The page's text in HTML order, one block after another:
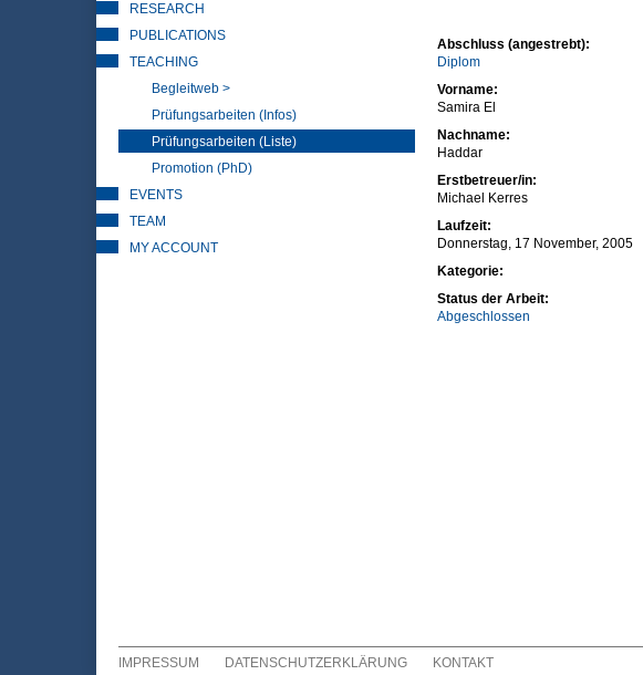
Abschluss (angestrebt):
Diplom
Vorname:
Samira El
Nachname:
Haddar
Erstbetreuer/in:
Michael Kerres
Laufzeit:
Donnerstag, 17 November, 2005
Kategorie:
Status der Arbeit:
Abgeschlossen
RESEARCH
PUBLICATIONS
TEACHING
Begleitweb >
Prüfungsarbeiten (Infos)
Prüfungsarbeiten (Liste)
Promotion (PhD)
EVENTS
TEAM
MY ACCOUNT
IMPRESSUM DATENSCHUTZERKLÄRUNG KONTAKT